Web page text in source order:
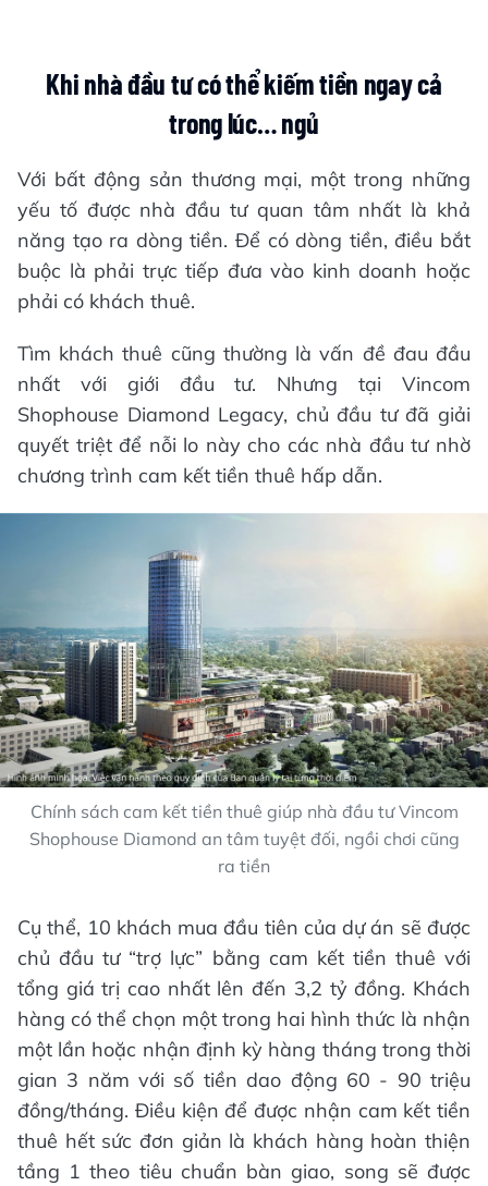
Khi nhà đầu tư có thể kiếm tiền ngay cả
trong lúc… ngủ
Với bất động sản thương mại, một trong những
yếu tố được nhà đầu tư quan tâm nhất là khả
năng tạo ra dòng tiền. Để có dòng tiền, điều bắt
buộc là phải trực tiếp đưa vào kinh doanh hoặc
phải có khách thuê.
Tìm khách thuê cũng thường là vấn đề đau đầu
nhất với giới đầu tư. Nhưng tại Vincom
Shophouse Diamond Legacy, chủ đầu tư đã giải
quyết triệt để nỗi lo này cho các nhà đầu tư nhờ
chương trình cam kết tiền thuê hấp dẫn.
Chính sách cam kết tiền thuê giúp nhà đầu tư Vincom
Shophouse Diamond an tâm tuyệt đối, ngồi chơi cũng
ra tiền
Cụ thể, 10 khách mua đầu tiên của dự án sẽ được
chủ đầu tư “trợ lực” bằng cam kết tiền thuê với
tổng giá trị cao nhất lên đến 3,2 tỷ đồng. Khách
hàng có thể chọn một trong hai hình thức là nhận
một lần hoặc nhận định kỳ hàng tháng trong thời
gian 3 năm với số tiền dao động 60 - 90 triệu
đồng/tháng. Điều kiện để được nhận cam kết tiền
thuê hết sức đơn giản là khách hàng hoàn thiện
tầng 1 theo tiêu chuẩn bàn giao, song sẽ được